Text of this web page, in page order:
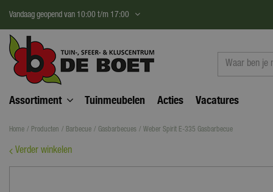
content
Home Producten Barbecue Gasbarbecues Weber Spirit E-335 Gasbarbecue
Vandaag geopend van 10:00 t/m 17:00
Assortiment Tuinmeubelen Acties Vacatures
Verder winkelen